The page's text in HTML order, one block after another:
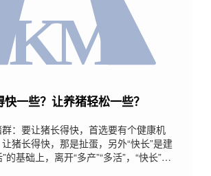
一些？让养猪轻松一些？
：要让猪长得快，首选要有个健康机
猪长得快，那是扯蛋，另外“快长”是建
的基础上，离开“多产”“多活”，“快长”也